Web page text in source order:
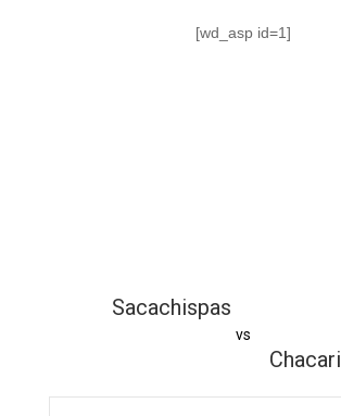
[wd_asp id=1]
Sacachispas
vs